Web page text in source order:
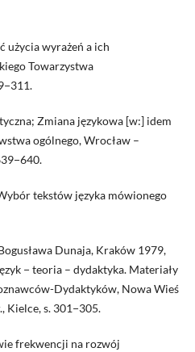
użycia wyrażeń a ich
Towarzystwa
Zmiana językowa [w:] idem
ogólnego, Wrocław –
tekstów języka mówionego
Dunaja, Kraków 1979,
− teoria – dydaktyka. Materiały
Dydaktyków, Nowa Wieś
Kielce, s. 301−305.
frekwencji na rozwój